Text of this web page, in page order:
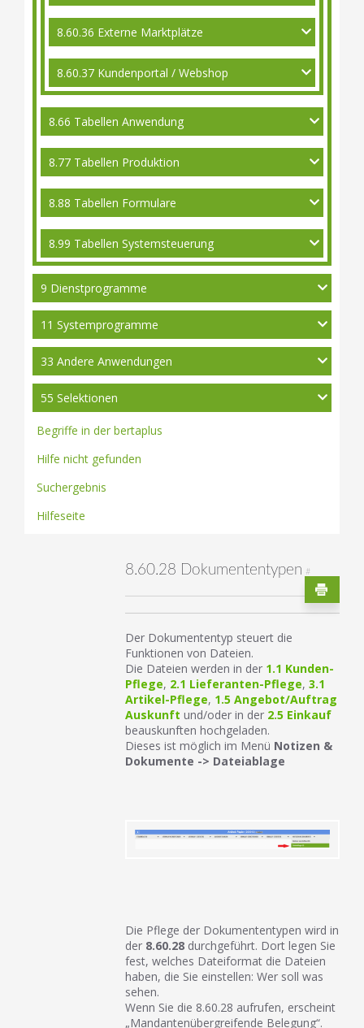
8.60.36 Externe Marktplätze
8.60.37 Kundenportal / Webshop
8.66 Tabellen Anwendung
8.77 Tabellen Produktion
8.88 Tabellen Formulare
8.99 Tabellen Systemsteuerung
9 Dienstprogramme
11 Systemprogramme
33 Andere Anwendungen
55 Selektionen
Begriffe in der bertaplus
Hilfe nicht gefunden
Suchergebnis
Hilfeseite
8.60.28 Dokumententypen #
Der Dokumententyp steuert die
Funktionen von Dateien.
Die Dateien werden in der 1.1 Kunden-
Pflege, 2.1 Lieferanten-Pflege,3.1
Artikel-Pflege, 1.5 Angebot/Auftrag
Auskunft und/oder in der 2.5 Einkauf
beauskunften hochgeladen.
Dieses ist möglich im Menü Notizen &
Dokumente -> Dateiablage
Die Pflege der Dokumententypen wird in
der 8.60.28 durchgeführt. Dort legen Sie
fest, welches Dateiformat die Dateien
haben, die Sie einstellen: Wer soll was
sehen.
Wenn Sie die 8.60.28 aufrufen, erscheint
„Mandantenübergreifende Belegung“.